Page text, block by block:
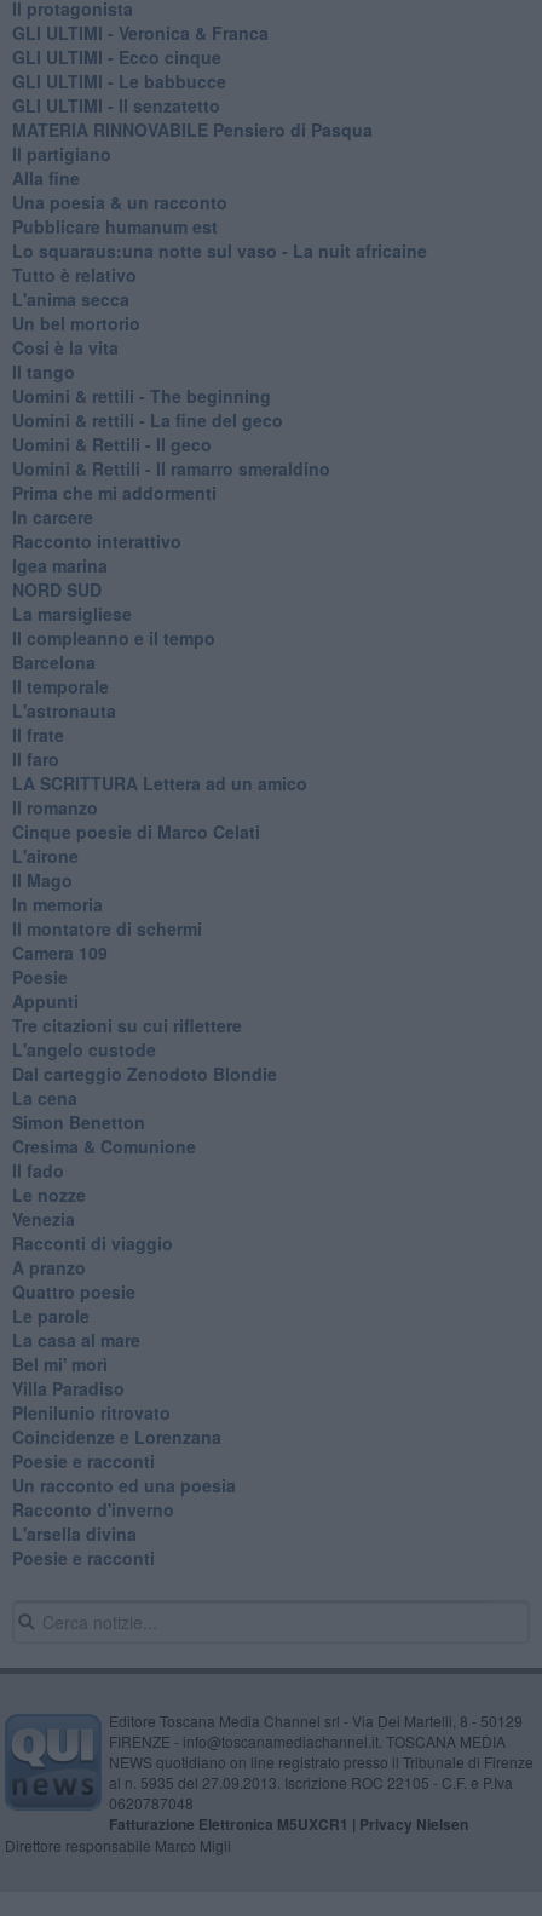
Il protagonista
GLI ULTIMI - Veronica & Franca
GLI ULTIMI - Ecco cinque
GLI ULTIMI - Le babbucce
GLI ULTIMI - Il senzatetto
MATERIA RINNOVABILE Pensiero di Pasqua
Il partigiano
Alla fine
Una poesia & un racconto
Pubblicare humanum est
Lo squaraus:una notte sul vaso - La nuit africaine
Tutto è relativo
L'anima secca
Un bel mortorio
Cosi è la vita
Il tango
​Uomini & rettili - The beginning
​Uomini & rettili - La fine del geco
Uomini & Rettili - Il geco
Uomini & Rettili - Il ramarro smeraldino
Prima che mi addormenti
In carcere
Racconto interattivo
Igea marina
​NORD SUD
La marsigliese
Il compleanno e il tempo
Barcelona
Il temporale
L'astronauta
Il frate
Il faro
​LA SCRITTURA Lettera ad un amico
Il romanzo
Cinque poesie di Marco Celati
L'airone
Il Mago
In memoria
Il montatore di schermi
Camera 109
Poesie
Appunti
Tre citazioni su cui riflettere
L'angelo custode
Dal carteggio Zenodoto Blondie
La cena
Simon Benetton
Cresima & Comunione
Il fado
Le nozze
Venezia
Racconti di viaggio
A pranzo
Quattro poesie
Le parole
La casa al mare
Bel mi' morì
Villa Paradiso
Plenilunio ritrovato
Coincidenze e Lorenzana
Poesie e racconti
Un racconto ed una poesia
Racconto d'inverno
​L'arsella divina
Poesie e racconti
Editore Toscana Media Channel srl - Via Dei Martelli, 8 - 50129
FIRENZE - info@toscanamediachannel.it. TOSCANA MEDIA
NEWS quotidiano on line registrato presso il Tribunale di Firenze
al n. 5935 del 27.09.2013. Iscrizione ROC 22105 - C.F. e P.Iva
0620787048
Fatturazione Elettronica M5UXCR1 | Privacy Nielsen
Direttore responsabile Marco Migli